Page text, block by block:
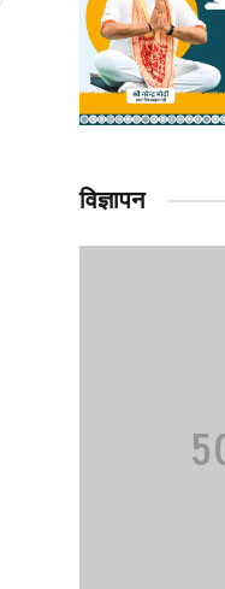
विज्ञापन